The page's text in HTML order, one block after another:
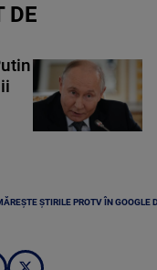
DE
ȘTIRILE PROTV ÎN GOOGLE